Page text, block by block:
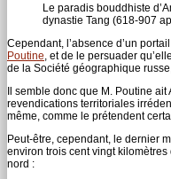
Le paradis bouddhiste
dynastie Tang (618-907
Cependant, l’absence d’un
Poutine, et de le persuader
de la Société géographique
Il semble donc que M. Poutine
revendications territoriales
même, comme le prétendent
Peut-être, cependant, le dernier
environ trois cent vingt
nord :